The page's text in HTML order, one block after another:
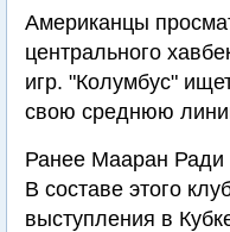
Американцы
центрального
игр. "Колумбус"
свою среднюю
Ранее Мааран Ради
В составе этого
выступления в